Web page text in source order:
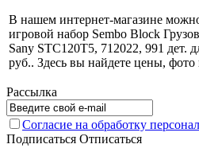
В нашем интернет-магазине
игровой набор Sembo Block
Sany STC120T5, 712022, 991 дет.
руб.. Здесь вы найдете цены, фото
Рассылка
Согласие на обработку
Подписаться Отписаться